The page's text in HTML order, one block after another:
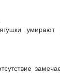
умирают